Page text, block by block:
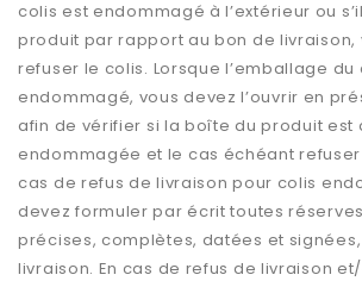
colis est endommagé à l’extérieur ou
produit par rapport au bon de livraison,
refuser le colis. Lorsque l’emballage du
endommagé, vous devez l’ouvrir en
afin de vérifier si la boîte du produit est
endommagée et le cas échéant refuser
cas de refus de livraison pour colis
devez formuler par écrit toutes
précises, complètes, datées et
livraison. En cas de refus de livraison